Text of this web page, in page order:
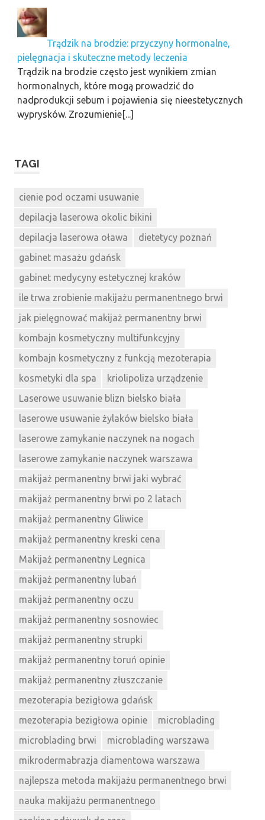
Trądzik na brodzie: przyczyny hormonalne,
pielęgnacja i skuteczne metody leczenia
Trądzik na brodzie często jest wynikiem zmian
hormonalnych, które mogą prowadzić do
nadprodukcji sebum i pojawienia się nieestetycznych
wyprysków. Zrozumienie[...]
TAGI
cienie pod oczami usuwanie
depilacja laserowa okolic bikini
depilacja laserowa oława
dietetycy poznań
gabinet masażu gdańsk
gabinet medycyny estetycznej kraków
ile trwa zrobienie makijażu permanentnego brwi
jak pielęgnować makijaż permanentny brwi
kombajn kosmetyczny multifunkcyjny
kombajn kosmetyczny z funkcją mezoterapia
kosmetyki dla spa
kriolipoliza urządzenie
Laserowe usuwanie blizn bielsko biała
laserowe usuwanie żylaków bielsko biała
laserowe zamykanie naczynek na nogach
laserowe zamykanie naczynek warszawa
makijaż permanentny brwi jaki wybrać
makijaż permanentny brwi po 2 latach
makijaż permanentny Gliwice
makijaż permanentny kreski cena
Makijaż permanentny Legnica
makijaż permanentny lubań
makijaż permanentny oczu
makijaż permanentny sosnowiec
makijaż permanentny strupki
makijaż permanentny toruń opinie
makijaż permanentny złuszczanie
mezoterapia bezigłowa gdańsk
mezoterapia bezigłowa opinie
microblading
microblading brwi
microblading warszawa
mikrodermabrazja diamentowa warszawa
najlepsza metoda makijażu permanentnego brwi
nauka makijażu permanentnego